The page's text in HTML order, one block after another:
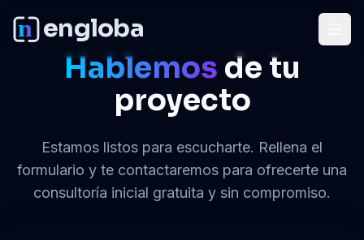
engloba
Hablemos de tu
proyecto
Estamos listos para escucharte. Rellena el
formulario y te contactaremos para ofrecerte una
consultoría inicial gratuita y sin compromiso.